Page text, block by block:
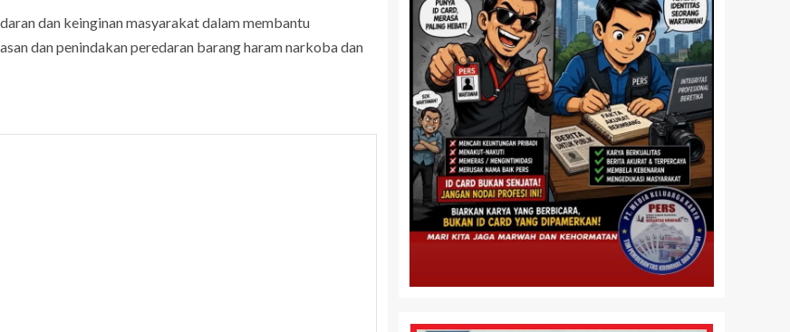
dan keinginan masyarakat dalam membantu
dan penindakan peredaran barang haram narkoba dan